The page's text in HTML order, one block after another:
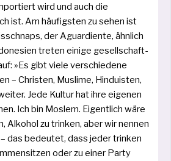
wird und auch die
ist. Am häu­figs­ten zu sehen ist
der Aguardiente, ähn­lich
tre­ten eini­ge gesell­schaft­
»Es gibt vie­le ver­schie­de­ne
– Christen, Muslime, Hinduisten,
Jede Kultur hat ihre eige­nen
Ich bin Moslem. Eigentlich wäre
Alkohol zu trin­ken, aber wir nen­nen
das bedeu­tet, dass jeder trin­ken
oder zu einer Party